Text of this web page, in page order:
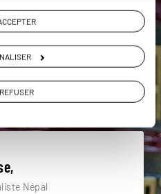
de Patan Lumbini
Namo Bouddha
Népal